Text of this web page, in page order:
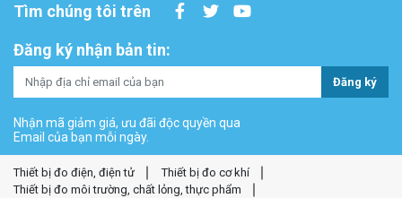
Tìm chúng tôi trên
Đăng ký nhận bản tin:
Đăng ký
Nhận mã giảm giá, ưu đãi độc quyền qua
Email của bạn mỗi ngày.
Thiết bị đo điện, điện tử
Thiết bị đo cơ khí
Thiết bị đo môi trường, chất lỏng, thực phẩm